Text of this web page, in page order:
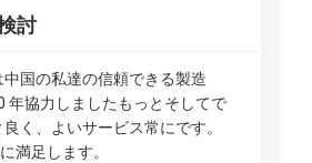
討
国の私達の信頼できる製造
年協力しましたもっとそしてで
く、よいサービス常にです。
満足します。